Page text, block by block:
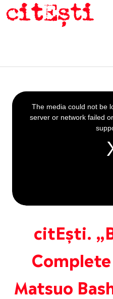
citEști.
Matsuo
This
is
a
The media could not be
server or network failed